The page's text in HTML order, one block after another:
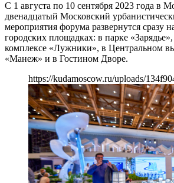
С 1 августа по 10 сентября 2023 года в
двенадцатый Московский
мероприятия форума развернутся сразу
городских площадках: в парке
комплексе «Лужники», в Центральном
«Манеж» и в Гостином Дворе.
https://kudamoscow.ru/uploads/